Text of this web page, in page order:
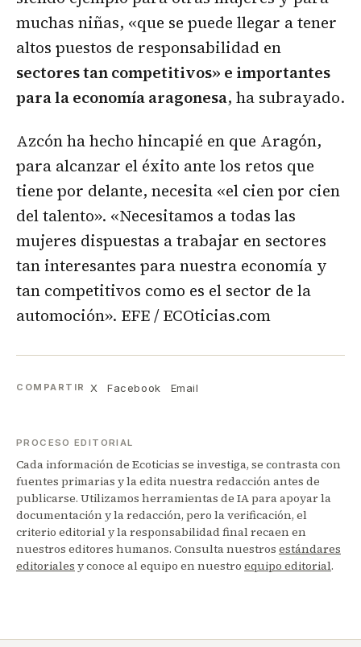
muchas niñas, «que se puede llegar a tener
altos puestos de responsabilidad en
sectores tan competitivos» e importantes
para la economía aragonesa, ha subrayado.
Azcón ha hecho hincapié en que Aragón,
para alcanzar el éxito ante los retos que
tiene por delante, necesita «el cien por cien
del talento». «Necesitamos a todas las
mujeres dispuestas a trabajar en sectores
tan interesantes para nuestra economía y
tan competitivos como es el sector de la
automoción». EFE / ECOticias.com
COMPARTIR X Facebook Email
PROCESO EDITORIAL
Cada información de Ecoticias se investiga, se contrasta con
fuentes primarias y la edita nuestra redacción antes de
publicarse. Utilizamos herramientas de IA para apoyar la
documentación y la redacción, pero la verificación, el
criterio editorial y la responsabilidad final recaen en
nuestros editores humanos. Consulta nuestros estándares
editoriales y conoce al equipo en nuestro equipo editorial.